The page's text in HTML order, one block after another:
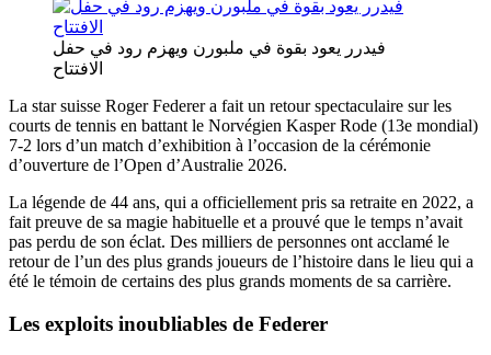
فيدرر يعود بقوة في ملبورن ويهزم رود في حفل
الافتتاح
La star suisse Roger Federer a fait un retour spectaculaire sur les
courts de tennis en battant le Norvégien Kasper Rode (13e mondial)
7-2 lors d’un match d’exhibition à l’occasion de la cérémonie
d’ouverture de l’Open d’Australie 2026.
La légende de 44 ans, qui a officiellement pris sa retraite en 2022, a
fait preuve de sa magie habituelle et a prouvé que le temps n’avait
pas perdu de son éclat. Des milliers de personnes ont acclamé le
retour de l’un des plus grands joueurs de l’histoire dans le lieu qui a
été le témoin de certains des plus grands moments de sa carrière.
Les exploits inoubliables de Federer